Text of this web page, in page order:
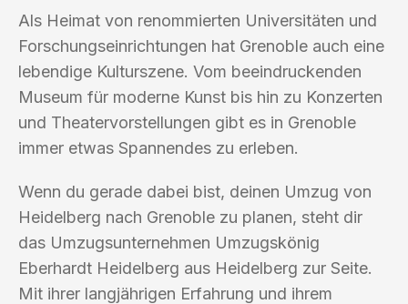
Als Heimat von renommierten Universitäten und
Forschungseinrichtungen hat Grenoble auch eine
lebendige Kulturszene. Vom beeindruckenden
Museum für moderne Kunst bis hin zu Konzerten
und Theatervorstellungen gibt es in Grenoble
immer etwas Spannendes zu erleben.
Wenn du gerade dabei bist, deinen Umzug von
Heidelberg nach Grenoble zu planen, steht dir
das Umzugsunternehmen Umzugskönig
Eberhardt Heidelberg aus Heidelberg zur Seite.
Mit ihrer langjährigen Erfahrung und ihrem